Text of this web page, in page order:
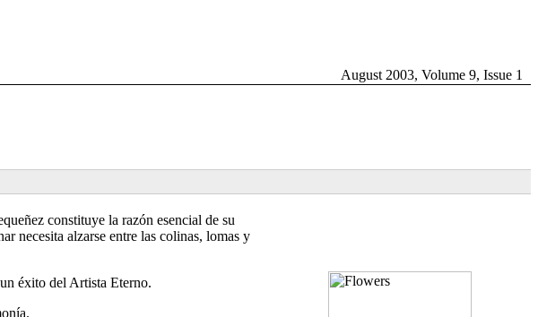
August 2003, Volume 9, Issue 1
constituye la razón esencial de su
necesita alzarse entre las colinas, lomas y
éxito del Artista Eterno.